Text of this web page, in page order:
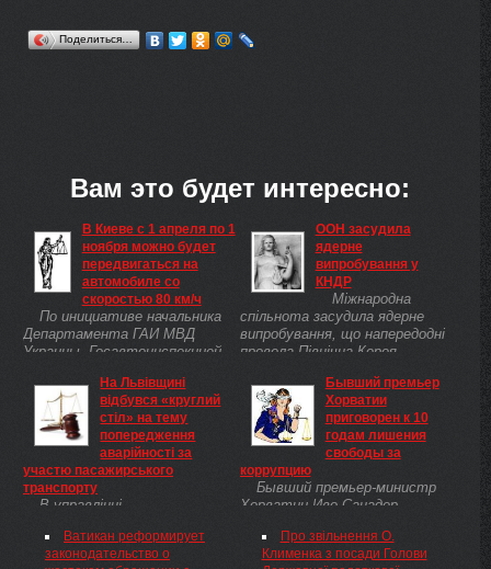
Поделиться…
Вам это будет интересно:
В Киеве с 1 апреля по 1
ноября можно будет
передвигаться на
автомобиле со
скоростью 80 км/ч
По инициативе начальника
Департамента ГАИ МВД
Украины, Госавтоинспекцией
тщательный анализ
организации дорожного
движения в столице и
изучаются возможности
создания более удобных ...
На Львівщині
відбувся «круглий
стіл» на тему
попередження
аварійності за
участю пасажирського
транспорту
В управлінні
області відбулась зустріч із
представниками
Ватикан реформирует
законодательство о
ООН засудила
ядерне
випробування у
КНДР
Міжнародна
спільнота засудила ядерне
випробування, що напередодні
провела Північна Корея.
Бывший премьер
Хорватии
приговорен к 10
годам лишения
свободы за
коррупцию
Бывший премьер-министр
Хорватии Иво Санадер
приговорен судом г. Загреба к
10 годам лишения свободы за
Про звільнення О.
Клименка з посади Голови